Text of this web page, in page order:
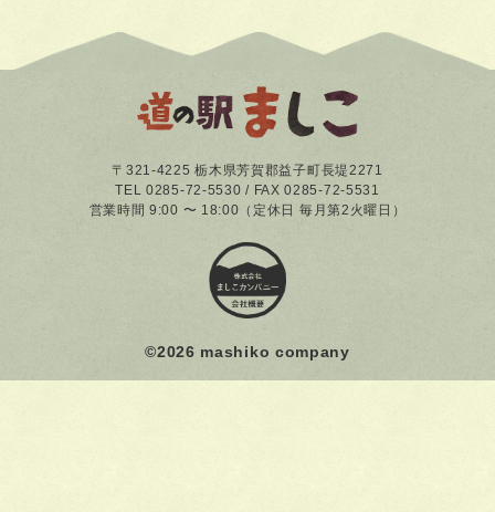
〒321-4225 栃木県芳賀郡益子町長堤2271
TEL 0285-72-5530 / FAX 0285-72-5531
営業時間 9:00 〜 18:00（定休日 毎月第2火曜日）
©2026 mashiko company